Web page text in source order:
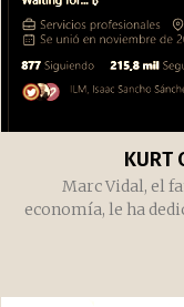
KURT
Marc Vidal, el
economía, le ha